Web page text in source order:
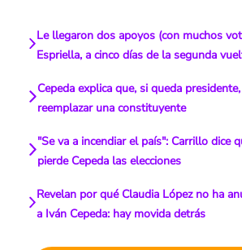
Le llegaron dos apoyos (con muchos
Espriella, a cinco días de la segunda
Cepeda explica que, si queda
reemplazar una constituyente
"Se va a incendiar el país": Carrillo dice
pierde Cepeda las elecciones
Revelan por qué Claudia López no ha
a Iván Cepeda: hay movida detrás